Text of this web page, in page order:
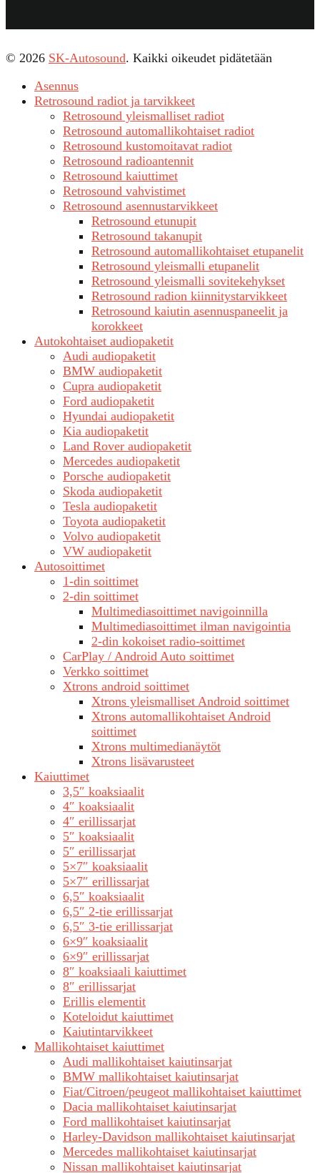
© 2026 SK-Autosound. Kaikki oikeudet pidätetään
Asennus
Retrosound radiot ja tarvikkeet
Retrosound yleismalliset radiot
Retrosound automallikohtaiset radiot
Retrosound kustomoitavat radiot
Retrosound radioantennit
Retrosound kaiuttimet
Retrosound vahvistimet
Retrosound asennustarvikkeet
Retrosound etunupit
Retrosound takanupit
Retrosound automallikohtaiset etupanelit
Retrosound yleismalli etupanelit
Retrosound yleismalli sovitekehykset
Retrosound radion kiinnitystarvikkeet
Retrosound kaiutin asennuspaneelit ja
korokkeet
Autokohtaiset audiopaketit
Audi audiopaketit
BMW audiopaketit
Cupra audiopaketit
Ford audiopaketit
Hyundai audiopaketit
Kia audiopaketit
Land Rover audiopaketit
Mercedes audiopaketit
Porsche audiopaketit
Skoda audiopaketit
Tesla audiopaketit
Toyota audiopaketit
Volvo audiopaketit
VW audiopaketit
Autosoittimet
1-din soittimet
2-din soittimet
Multimediasoittimet navigoinnilla
Multimediasoittimet ilman navigointia
2-din kokoiset radio-soittimet
CarPlay / Android Auto soittimet
Verkko soittimet
Xtrons android soittimet
Xtrons yleismalliset Android soittimet
Xtrons automallikohtaiset Android
soittimet
Xtrons multimedianäytöt
Xtrons lisävarusteet
Kaiuttimet
3,5″ koaksiaalit
4″ koaksiaalit
4″ erillissarjat
5″ koaksiaalit
5″ erillissarjat
5×7″ koaksiaalit
5×7″ erillissarjat
6,5″ koaksiaalit
6,5″ 2-tie erillissarjat
6,5″ 3-tie erillissarjat
6×9″ koaksiaalit
6×9″ erillissarjat
8″ koaksiaali kaiuttimet
8″ erillissarjat
Erillis elementit
Koteloidut kaiuttimet
Kaiutintarvikkeet
Mallikohtaiset kaiuttimet
Audi mallikohtaiset kaiutinsarjat
BMW mallikohtaiset kaiutinsarjat
Fiat/Citroen/peugeot mallikohtaiset kaiuttimet
Dacia mallikohtaiset kaiutinsarjat
Ford mallikohtaiset kaiutinsarjat
Harley-Davidson mallikohtaiset kaiutinsarjat
Mercedes mallikohtaiset kaiutinsarjat
Nissan mallikohtaiset kaiutinsarjat